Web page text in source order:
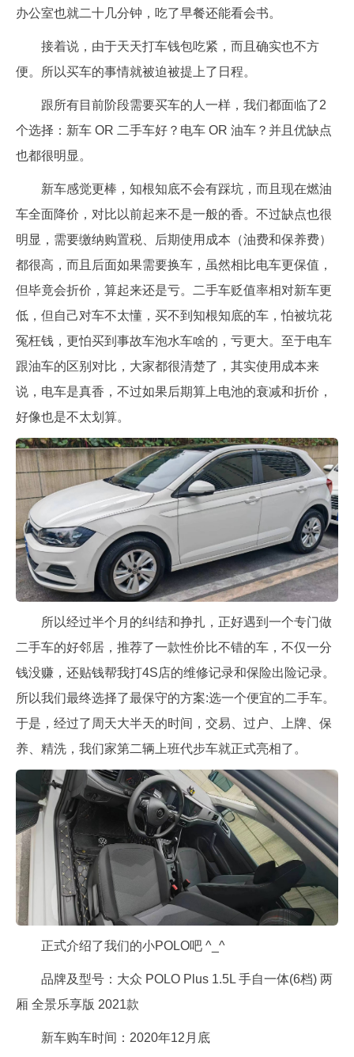
办公室也就二十几分钟，吃了早餐还能看会书。
接着说，由于天天打车钱包吃紧，而且确实也不方
便。所以买车的事情就被迫被提上了日程。
跟所有目前阶段需要买车的人一样，我们都面临了2
个选择：新车 OR 二手车好？电车 OR 油车？并且优缺点
也都很明显。
新车感觉更棒，知根知底不会有踩坑，而且现在燃油
车全面降价，对比以前起来不是一般的香。不过缺点也很
明显，需要缴纳购置税、后期使用成本（油费和保养费）
都很高，而且后面如果需要换车，虽然相比电车更保值，
但毕竟会折价，算起来还是亏。二手车贬值率相对新车更
低，但自己对车不太懂，买不到知根知底的车，怕被坑花
冤枉钱，更怕买到事故车泡水车啥的，亏更大。至于电车
跟油车的区别对比，大家都很清楚了，其实使用成本来
说，电车是真香，不过如果后期算上电池的衰减和折价，
好像也是不太划算。
所以经过半个月的纠结和挣扎，正好遇到一个专门做
二手车的好邻居，推荐了一款性价比不错的车，不仅一分
钱没赚，还贴钱帮我打4S店的维修记录和保险出险记录。
所以我们最终选择了最保守的方案:选一个便宜的二手车。
于是，经过了周天大半天的时间，交易、过户、上牌、保
养、精洗，我们家第二辆上班代步车就正式亮相了。
正式介绍了我们的小POLO吧 ^_^
品牌及型号：大众 POLO Plus 1.5L 手自一体(6档) 两
厢 全景乐享版 2021款
新车购车时间：2020年12月底